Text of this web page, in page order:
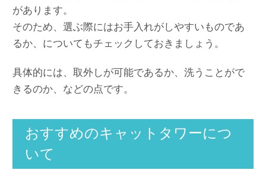
があります。
そのため、選ぶ際にはお手入れがしやすいものであ
るか、についてもチェックしておきましょう。
具体的には、取外しが可能であるか、洗うことがで
きるのか、などの点です。
おすすめのキャットタワーにつ
いて